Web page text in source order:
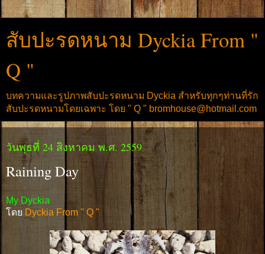
สับปะรดหนาม Dyckia From "
Q "
บทความและรูปภาพสับปะรดหนาม Dyckia สำหรับทุกๆท่านที่รัก
สับปะรดหนามโดยเฉพาะ โดย " Q " bromhouse@hotmail.com
วันพุธที่ 24 สิงหาคม พ.ศ. 2559
Raining Day
My Dyckia
โดย Dyckia From " Q "